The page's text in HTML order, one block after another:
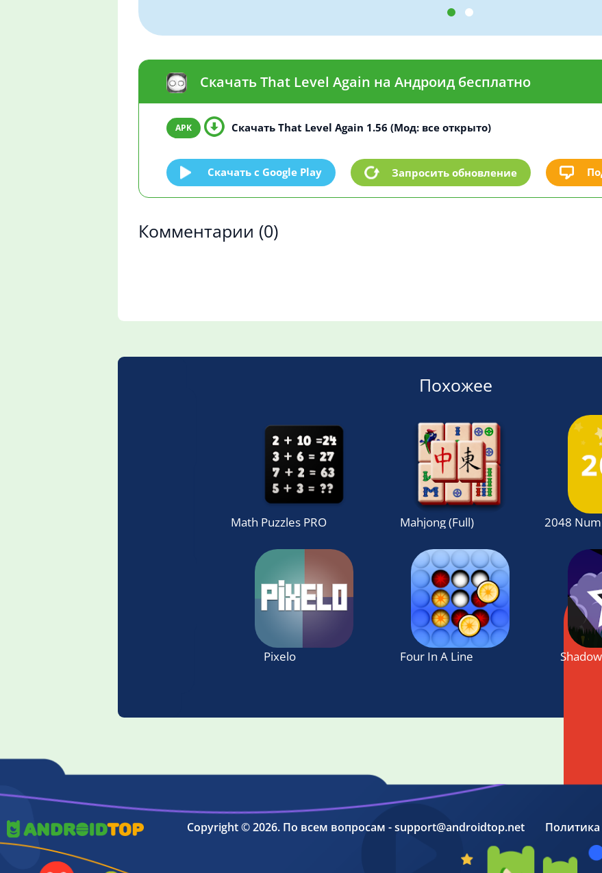
Скачать That Level Again на Андроид бесплатно
Скачать That Level Again 1.56 (Мод: все открыто)
Скачать c Google Play Запросить обновление
Комментарии (0)
Похожее
Math Puzzles PRO 2018 Mahjong (Full) 2048
Pixelo Four In A Line
Copyright © 2026. По всем вопросам - support@androidtop.net